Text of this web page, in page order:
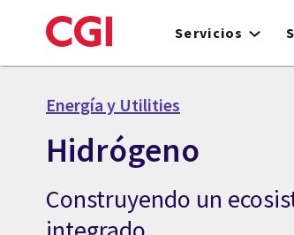
to
Servicios
Energía y Utilities
Hidrógeno
Construyendo un